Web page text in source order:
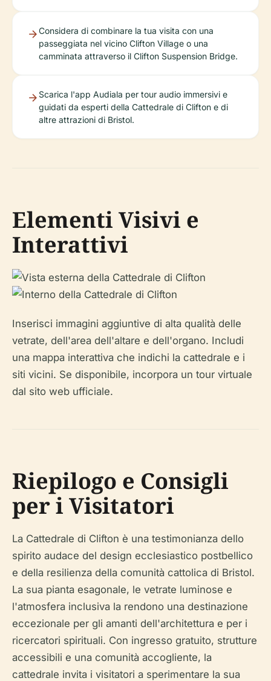
Considera di combinare la tua visita con una
passeggiata nel vicino Clifton Village o una
camminata attraverso il Clifton Suspension Bridge.
Scarica l'app Audiala per tour audio immersivi e
guidati da esperti della Cattedrale di Clifton e di
altre attrazioni di Bristol.
Elementi Visivi e
Interattivi
Inserisci immagini aggiuntive di alta qualità delle
vetrate, dell'area dell'altare e dell'organo. Includi
una mappa interattiva che indichi la cattedrale e i
siti vicini. Se disponibile, incorpora un tour virtuale
dal sito web ufficiale.
Riepilogo e Consigli
per i Visitatori
La Cattedrale di Clifton è una testimonianza dello
spirito audace del design ecclesiastico postbellico
e della resilienza della comunità cattolica di Bristol.
La sua pianta esagonale, le vetrate luminose e
l'atmosfera inclusiva la rendono una destinazione
eccezionale per gli amanti dell'architettura e per i
ricercatori spirituali. Con ingresso gratuito, strutture
accessibili e una comunità accogliente, la
cattedrale invita i visitatori a sperimentare la sua